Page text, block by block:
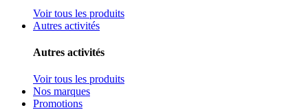
Voir tous les produits
Autres activités
Autres activités
Voir tous les produits
Nos marques
Promotions